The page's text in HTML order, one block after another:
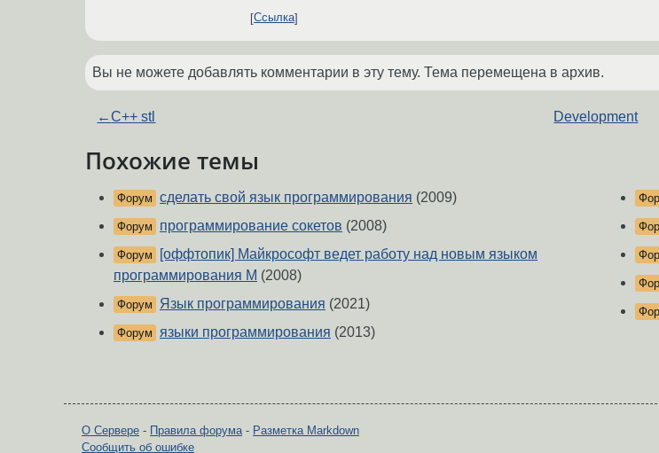
Ссылка
Вы не можете добавлять комментарии в эту тему. Тема перемещена в архив.
←C++ stl Development
Похожие темы
Форум сделать свой язык программирования (2009)
Форум программирование сокетов (2008)
Форум
[оффтопик] Майкрософт ведет работу над новым языком
программирования М (2008)
Форум Язык программирования (2021)
Форум языки программирования (2013)
О Сервере - Правила форума- Разметка Markdown
Сообщить об ошибке